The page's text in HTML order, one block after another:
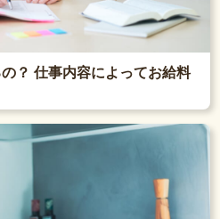
？ 仕事内容によってお給料